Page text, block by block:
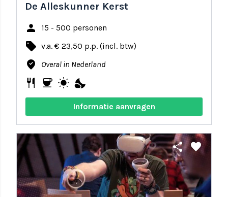
De Alleskunner Kerst
person 15 - 500 personen
local_offer v.a. € 23,50 p.p. (incl. btw)
where_to_vote Overal in Nederland
restaurant coffee wb_sunny nights_stay
Informatie aanvragen
share favorite